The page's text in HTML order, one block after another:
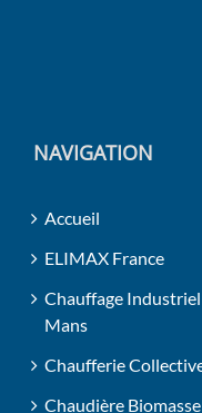
NAVIGATION
Accueil
ELIMAX France
Chauffage Industriel
Mans
Chaufferie
Chaudière Biomasse